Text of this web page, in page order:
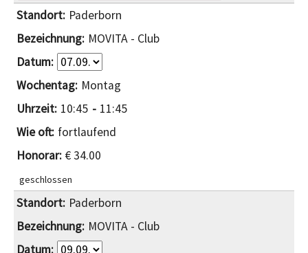
Paderborn
MOVITA - Club
Montag
10:45
11:45
fortlaufend
€ 34.00
geschlossen
Paderborn
MOVITA - Club